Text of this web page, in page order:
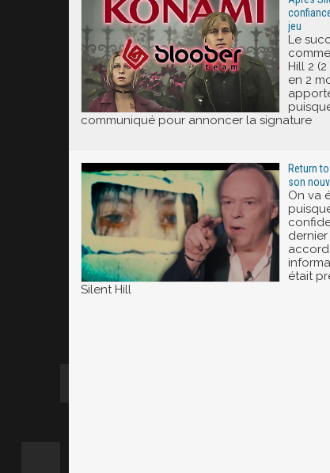
jeu
Le
Hill 2
en 2
communiqué pour annoncer la signature
Return
son
On va
était
Silent Hill